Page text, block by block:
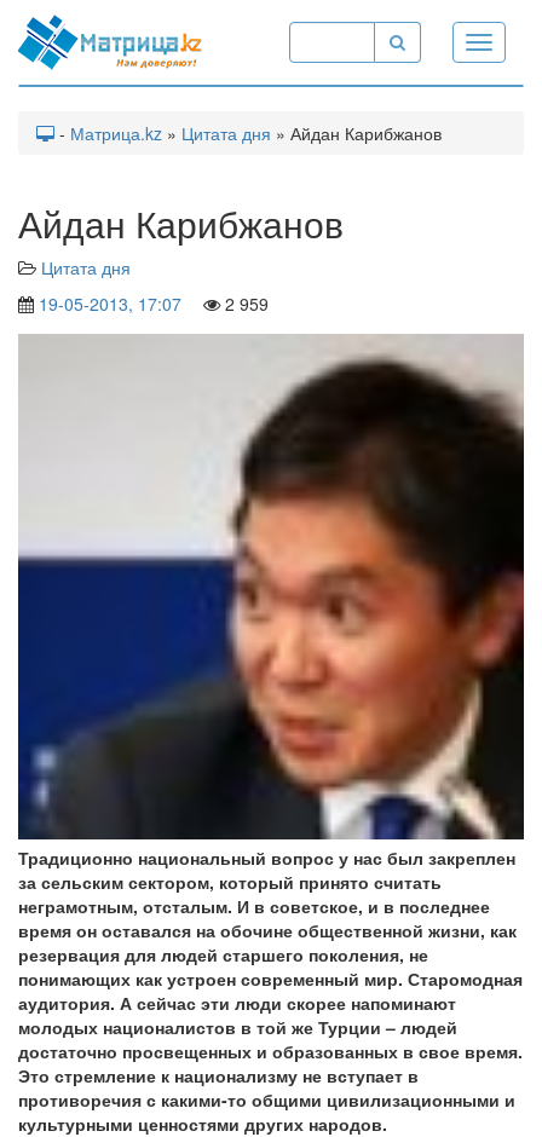
Toggle
- Матрица.kz » Цитата дня » Айдан Карибжанов
Айдан Карибжанов
Цитата дня
19-05-2013, 17:07
2 959
Традиционно национальный вопрос у нас был закреплен
за сельским сектором, который принято считать
неграмотным, отсталым. И в советское, и в последнее
время он оставался на обочине общественной жизни, как
резервация для людей старшего поколения, не
понимающих как устроен современный мир. Старомодная
аудитория. А сейчас эти люди скорее напоминают
молодых националистов в той же Турции – людей
достаточно просвещенных и образованных в свое время.
Это стремление к национализму не вступает в
противоречия с какими-то общими цивилизационными и
культурными ценностями других народов.